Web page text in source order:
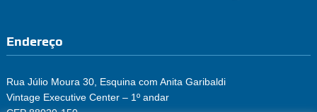
Endereço
Rua Júlio Moura 30, Esquina com Anita Garibaldi
Vintage Executive Center – 1º andar